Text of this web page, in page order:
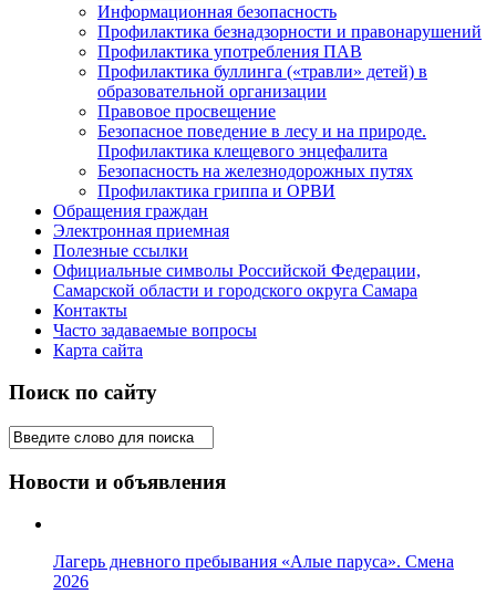
Информационная безопасность
Профилактика безнадзорности и правонарушений
Профилактика употребления ПАВ
Профилактика буллинга («травли» детей) в
образовательной организации
Правовое просвещение
Безопасное поведение в лесу и на природе.
Профилактика клещевого энцефалита
Безопасность на железнодорожных путях
Профилактика гриппа и ОРВИ
Обращения граждан
Электронная приемная
Полезные ссылки
Официальные символы Российской Федерации,
Самарской области и городского округа Самара
Контакты
Часто задаваемые вопросы
Карта сайта
Поиск по сайту
Новости и объявления
Лагерь дневного пребывания «Алые паруса». Смена
2026